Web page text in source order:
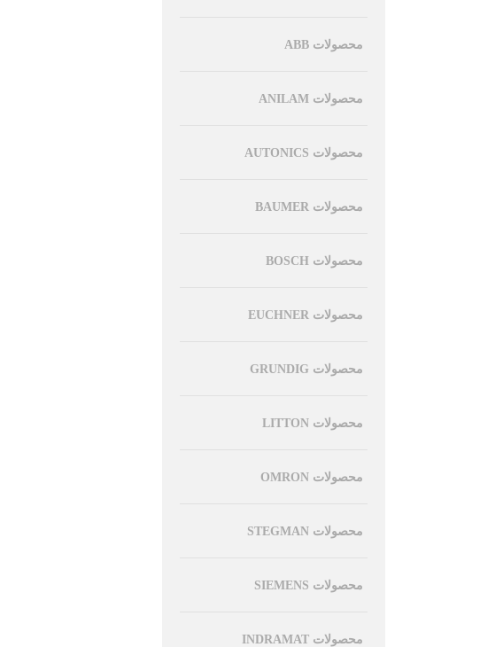
محصولات ABB
محصولات ANILAM
محصولات AUTONICS
محصولات BAUMER
محصولات BOSCH
محصولات EUCHNER
محصولات GRUNDIG
محصولات LITTON
محصولات OMRON
محصولات STEGMAN
محصولات SIEMENS
محصولات INDRAMAT